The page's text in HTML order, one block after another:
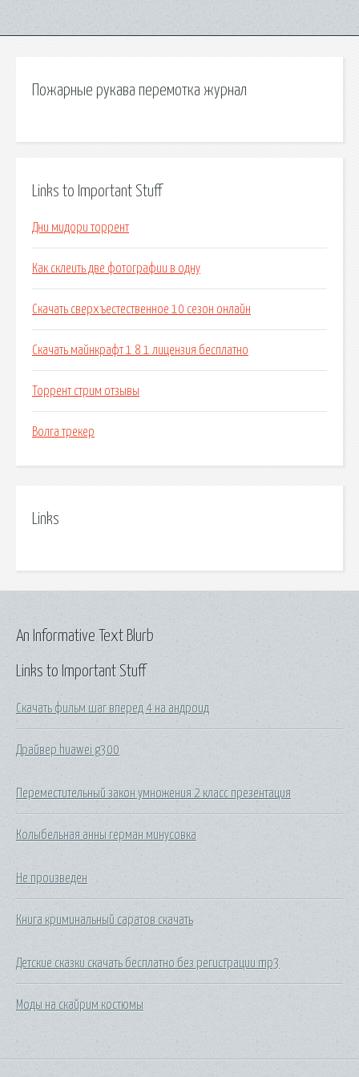
Пожарные рукава перемотка журнал
Links to Important Stuff
Дни мидори торрент
Как склеить две фотографии в одну
Скачать сверхъестественное 10 сезон онлайн
Скачать майнкрафт 1 8 1 лицензия бесплатно
Торрент стрим отзывы
Волга трекер
Links
Links to Important Stuff
Скачать фильм шаг вперед 4 на андроид
Драйвер huawei g300
Переместительный закон умножения 2 класс презентация
Колыбельная анны герман минусовка
Не произведен
Книга криминальный саратов скачать
Детские сказки скачать бесплатно без регистрации mp3
Моды на скайрим костюмы
An Informative Text Blurb